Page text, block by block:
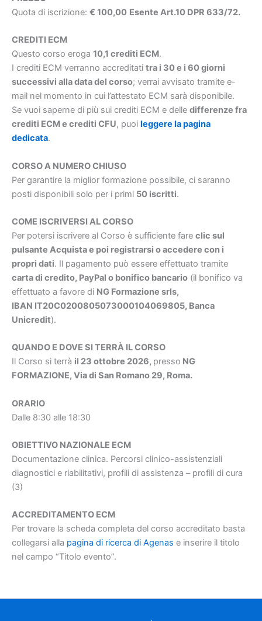
Quota di iscrizione: € 100,00 Esente Art.10 DPR 633/72.
CREDITI ECM
Questo corso eroga 10,1 crediti ECM.
I crediti ECM verranno accreditati tra i 30 e i 60 giorni
successivi alla data del corso; verrai avvisato tramite e-
mail nel momento in cui l’attestato ECM sarà disponibile.
Se vuoi saperne di più sui crediti ECM e delle differenze fra
crediti ECM e crediti CFU, puoi leggere la pagina
dedicata.
CORSO A NUMERO CHIUSO
Per garantire la miglior formazione possibile, ci saranno
posti disponibili solo per i primi 50 iscritti.
COME ISCRIVERSI AL CORSO
Per potersi iscrivere al Corso è sufficiente fare clic sul
pulsante Acquista e poi registrarsi o accedere con i
propri dati. Il pagamento può essere effettuato tramite
carta di credito, PayPal o bonifico bancario (il bonifico va
effettuato a favore di NG Formazione srls,
IBAN IT20C0200805073000104069805, Banca
Unicredit).
QUANDO E DOVE SI TERRÀ IL CORSO
Il Corso si terrà il 23 ottobre 2026, presso NG
FORMAZIONE, Via di San Romano 29, Roma.
ORARIO
Dalle 8:30 alle 18:30
OBIETTIVO NAZIONALE ECM
Documentazione clinica. Percorsi clinico-assistenziali
diagnostici e riabilitativi, profili di assistenza – profili di cura
(3)
ACCREDITAMENTO ECM
Per trovare la scheda completa del corso accreditato basta
collegarsi alla pagina di ricerca di Agenas e inserire il titolo
nel campo “Titolo evento”.